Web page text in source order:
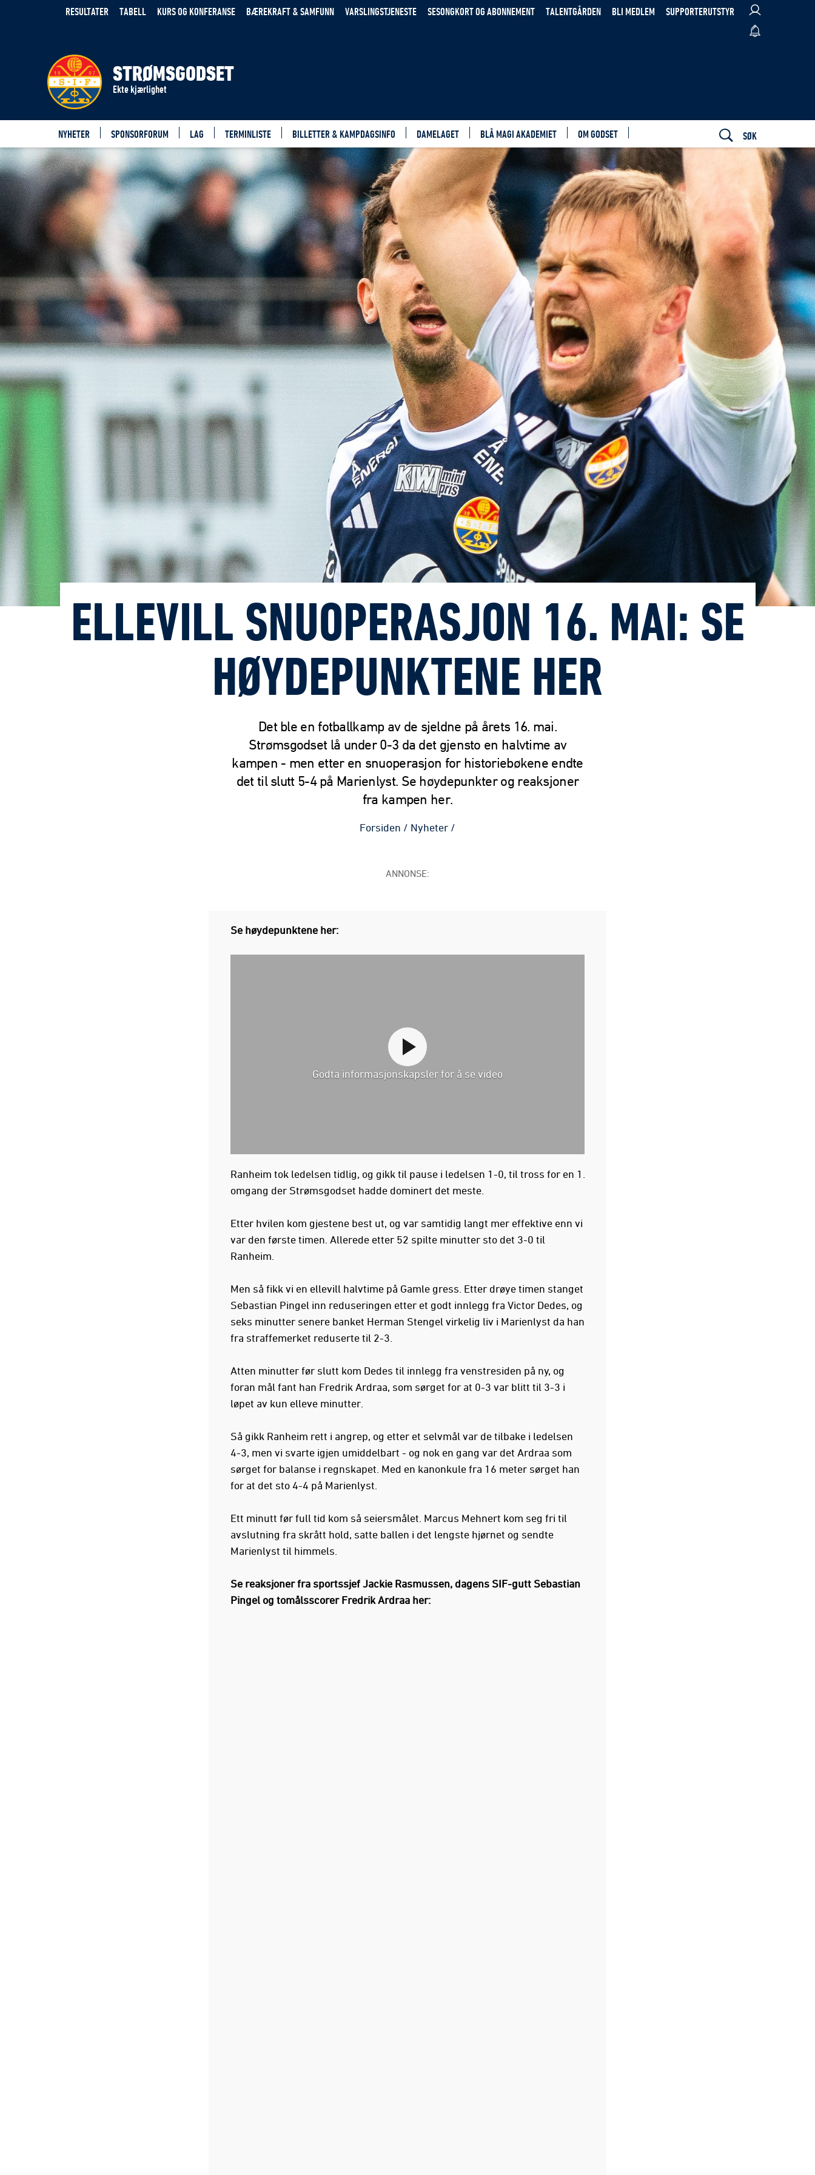
RESULTATER TABELL KURS OG KONFERANSE BÆREKRAFT & SAMFUNN VARSLINGSTJENESTE SESONGKORT OG ABONNEMENT TALENTGÅRDEN BLI MEDLEM SUPPORTERUTSTYR
STRØMSGODSET
Ekte kjærlighet
NYHETER SPONSORFORUM LAG TERMINLISTE BILLETTER & KAMPDAGSINFO DAMELAGET BLÅ MAGI AKADEMIET OM GODSET SØK
ELLEVILL SNUOPERASJON 16. MAI: SE
HØYDEPUNKTENE HER
Det ble en fotballkamp av de sjeldne på årets 16. mai.
Strømsgodset lå under 0-3 da det gjensto en halvtime av
kampen - men etter en snuoperasjon for historiebøkene endte
det til slutt 5-4 på Marienlyst. Se høydepunkter og reaksjoner
fra kampen her.
Forsiden / Nyheter /
ANNONSE:
Se høydepunktene her:
Godta informasjonskapsler for å se video
Ranheim tok ledelsen tidlig, og gikk til pause i ledelsen 1-0, til tross for en 1.
omgang der Strømsgodset hadde dominert det meste.
Etter hvilen kom gjestene best ut, og var samtidig langt mer effektive enn vi
var den første timen. Allerede etter 52 spilte minutter sto det 3-0 til
Ranheim.
Men så fikk vi en ellevill halvtime på Gamle gress. Etter drøye timen stanget
Sebastian Pingel inn reduseringen etter et godt innlegg fra Victor Dedes, og
seks minutter senere banket Herman Stengel virkelig liv i Marienlyst da han
fra straffemerket reduserte til 2-3.
Atten minutter før slutt kom Dedes til innlegg fra venstresiden på ny, og
foran mål fant han Fredrik Ardraa, som sørget for at 0-3 var blitt til 3-3 i
løpet av kun elleve minutter.
Så gikk Ranheim rett i angrep, og etter et selvmål var de tilbake i ledelsen
4-3, men vi svarte igjen umiddelbart - og nok en gang var det Ardraa som
sørget for balanse i regnskapet. Med en kanonkule fra 16 meter sørget han
for at det sto 4-4 på Marienlyst.
Ett minutt før full tid kom så seiersmålet. Marcus Mehnert kom seg fri til
avslutning fra skrått hold, satte ballen i det lengste hjørnet og sendte
Marienlyst til himmels.
Se reaksjoner fra sportssjef Jackie Rasmussen, dagens SIF-gutt Sebastian
Pingel og tomålsscorer Fredrik Ardraa her: